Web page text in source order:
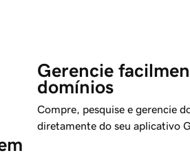
Gerencie
domínios
Compre, pesquise e gerencie
diretamente do seu aplicativo